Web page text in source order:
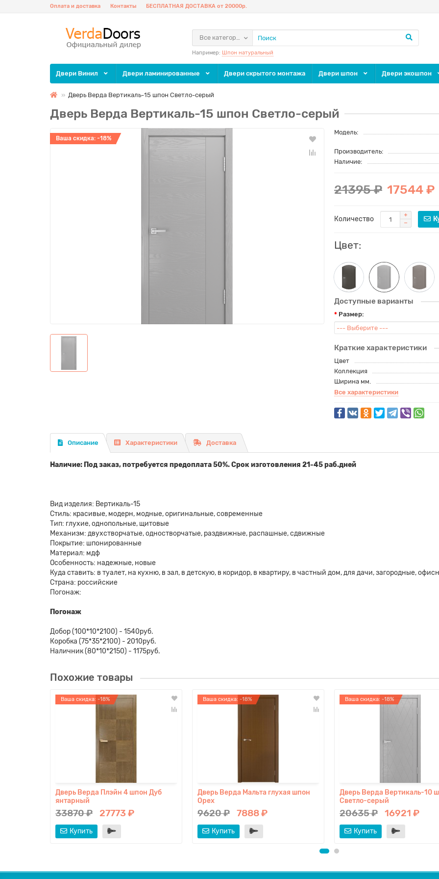
Оплата и доставка Контакты БЕСПЛАТНАЯ ДОСТАВКА от 20000р.
Все категории
Например: Шпон натуральный
Двери Винил Двери ламинированные Двери скрытого монтажа Двери шпон Двери экошпон
Дверь Верда Вертикаль-15 шпон Светло-серый
Дверь Верда Вертикаль-15 шпон Светло-серый
Ваша скидка: -18%
Модель:
Производитель:
Наличие:
21395 ₽ 17544 ₽
Количество
Цвет:
Доступные варианты
Размер:
Краткие характеристики
Цвет
Коллекция
Ширина мм.
Все характеристики
Описание Характеристики Доставка
Наличие: Под заказ, потребуется предоплата 50%. Срок изготовления 21-45 раб.дней
Вид изделия: Вертикаль-15
Стиль: красивые, модерн, модные, оригинальные, современные
Тип: глухие, однопольные, щитовые
Механизм: двухстворчатые, одностворчатые, раздвижные, распашные, сдвижные
Покрытие: шпонированные
Материал: мдф
Особенность: надежные, новые
Куда ставить: в туалет, на кухню, в зал, в детскую, в коридор, в квартиру, в частный дом, для дачи, загородные,
Страна: российские
Погонаж:
Погонаж
Добор (100*10*2100) - 1540руб.
Коробка (75*35*2100) - 2010руб.
Наличник (80*10*2150) - 1175руб.
Похожие товары
Ваша скидка: -18%
Дверь Верда Плэйн 4 шпон Дуб
янтарный
33870 ₽ 27773 ₽
Купить
Ваша скидка: -18%
Дверь Верда Мальта глухая шпон
Орех
9620 ₽ 7888 ₽
Купить
Ваша скидка: -18%
Дверь Верда Вертикаль-10
Светло-серый
20635 ₽ 16921 ₽
Купить